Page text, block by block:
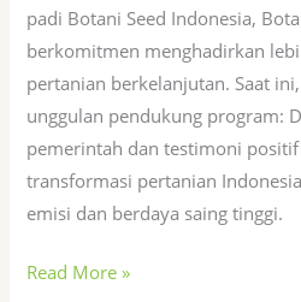
padi Botani Seed Indonesia,
berkomitmen menghadirkan
pertanian berkelanjutan. Saat
unggulan pendukung program:
pemerintah dan testimoni positif
transformasi pertanian
emisi dan berdaya saing tinggi.
Read More »